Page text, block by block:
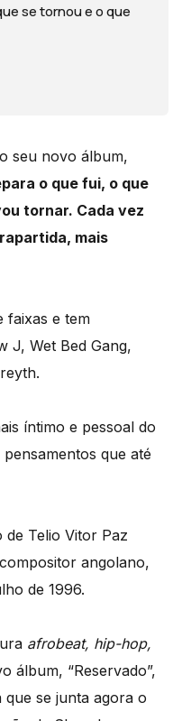
se tornou e o que
seu novo álbum,
o que fui, o que
tornar. Cada vez
mais
faixas e tem
J, Wet Bed Gang,
íntimo e pessoal do
que até
de Telio Vitor Paz
angolano,
de 1996.
afrobeat, hip-hop,
álbum, “Reservado”,
que se junta agora o